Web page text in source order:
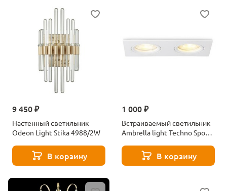
9 450 ₽
Настенный светильник
Odeon Light Stika 4988/2W
В корзину
1 000 ₽
Встраиваемый светильник
Ambrella light Techno Spot
В корзину